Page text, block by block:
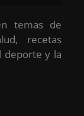
temas de
recetas
deporte y la